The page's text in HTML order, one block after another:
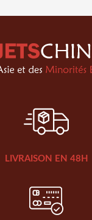
LIVRAISON EN 48H